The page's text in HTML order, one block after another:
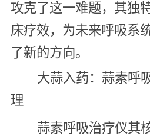
攻克了这一难题，其独
床疗效，为未来呼吸系
了新的方向。
大蒜入药：蒜素呼
理
蒜素呼吸治疗仪其